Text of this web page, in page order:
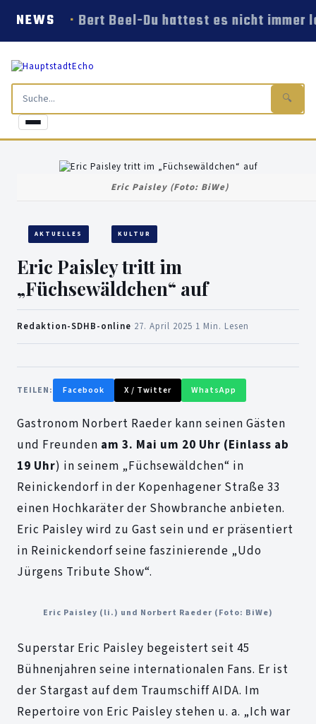
NEWS Bert Beel-Du hattest es nicht immer
🔍
Eric Paisley (Foto: BiWe)
AKTUELLES KULTUR
Eric Paisley tritt im
„Füchsewäldchen“ auf
Redaktion-SDHB-online 27. April 2025 1 Min. Lesen
TEILEN: Facebook X / Twitter WhatsApp
Gastronom Norbert Raeder kann seinen Gästen
und Freunden am 3. Mai um 20 Uhr (Einlass ab
19 Uhr) in seinem „Füchsewäldchen“ in
Reinickendorf in der Kopenhagener Straße 33
einen Hochkaräter der Showbranche anbieten.
Eric Paisley wird zu Gast sein und er präsentiert
in Reinickendorf seine faszinierende „Udo
Jürgens Tribute Show“.
Eric Paisley (li.) und Norbert Raeder (Foto: BiWe)
Superstar Eric Paisley begeistert seit 45
Bühnenjahren seine internationalen Fans. Er ist
der Stargast auf dem Traumschiff AIDA. Im
Repertoire von Eric Paisley stehen u. a. „Ich war